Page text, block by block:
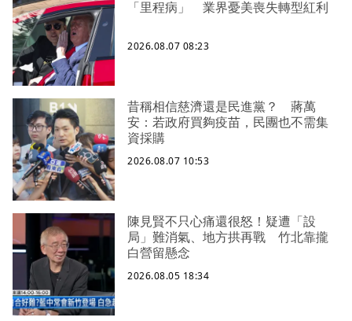
「里程病」 業界憂美喪失轉型紅利
2026.08.07 08:23
昔稱相信慈濟還是民進黨？ 蔣萬
安：若政府買夠疫苗，民團也不需集
資採購
2026.08.07 10:53
陳見賢不只心痛還很怒！疑遭「設
局」難消氣、地方拱再戰 竹北靠攏
白營留懸念
2026.08.05 18:34